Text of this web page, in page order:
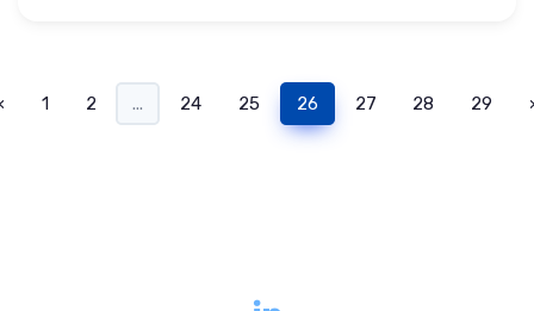
‹ 1 2 ... 24 25 26 27 28 29 ›